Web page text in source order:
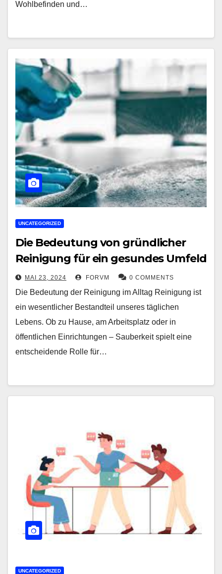
Wohlbefinden und…
UNCATEGORIZED
Die Bedeutung von gründlicher
Reinigung für ein gesundes Umfeld
MAI 23, 2024 FORVM 0 COMMENTS
Die Bedeutung der Reinigung im Alltag Reinigung ist
ein wesentlicher Bestandteil unseres täglichen
Lebens. Ob zu Hause, am Arbeitsplatz oder in
öffentlichen Einrichtungen – Sauberkeit spielt eine
entscheidende Rolle für…
UNCATEGORIZED